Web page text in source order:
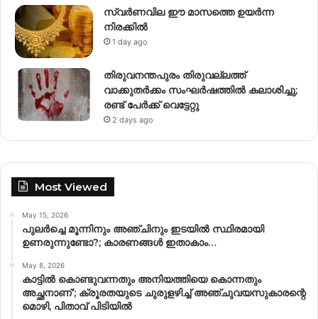
സ്വര്‍ണവില ഈ മാസത്തെ ഉയര്‍ന്ന
നിരക്കില്‍
1 day ago
തിരുവനന്തപുരം തിരുവല്ലത്ത്
വാക്കുതർക്കം സംഘർഷത്തിൽ കലാശിച്ചു;
രണ്ട് പേർക്ക് വെട്ടേറ്റു
2 days ago
Most Viewed
May 15, 2026
പുലർച്ചെ മൂന്നിനും അഞ്ചിനും ഇടയിൽ സ്ഥിരമായി
ഉണരുന്നുണ്ടോ?; കാരണങ്ങള്‍ ഇതാകാം…
May 8, 2026
കാട്ടിൽ കൊണ്ടുവന്നതും അനിയത്തിയെ കൊന്നതും
അച്ഛനാണ്’; ക്രൂരതയുടെ ചുരുളഴിച്ച് അഞ്ചുവയസുകാരന്റെ
മൊഴി, പിതാവ് പിടിയിൽ